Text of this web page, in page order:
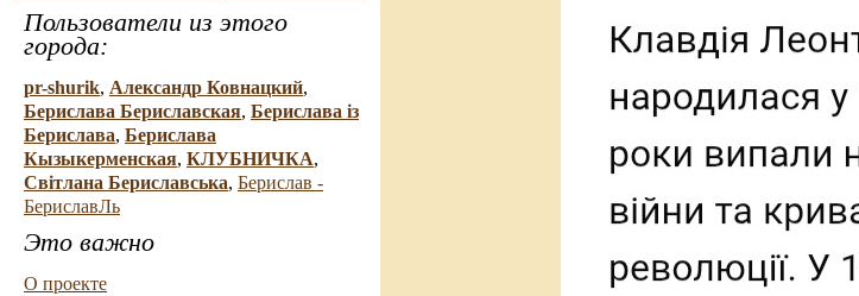
Пользователи из этого
города:
pr-shurik, Александр Ковнацкий,
Берислава Бериславская, Берислава із
Берислава, Берислава
Кызыкерменская, КЛУБНИЧКА,
Свiтлана Бериславська, Берислав -
БериславЛь
Это важно
О проекте